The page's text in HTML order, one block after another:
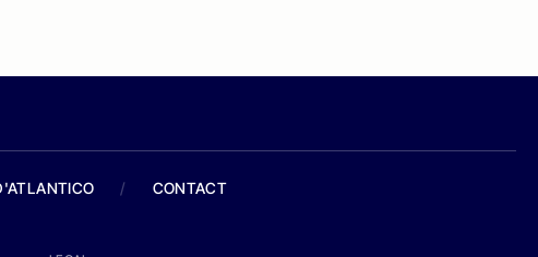
/ CONTACT